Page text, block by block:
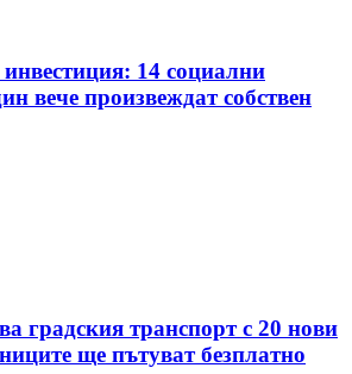
14 социални
вече произвеждат собствен
градския транспорт с 20 нови
ще пътуват безплатно